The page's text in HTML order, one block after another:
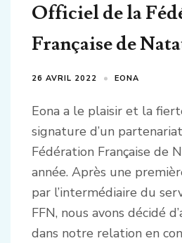
Officiel de la
Française de
26 AVRIL 2022 EONA
Eona a le plaisir et la
signature d’un
Fédération Française de
année. Après une
par l’intermédiaire du
FFN, nous avons décidé
dans notre relation en